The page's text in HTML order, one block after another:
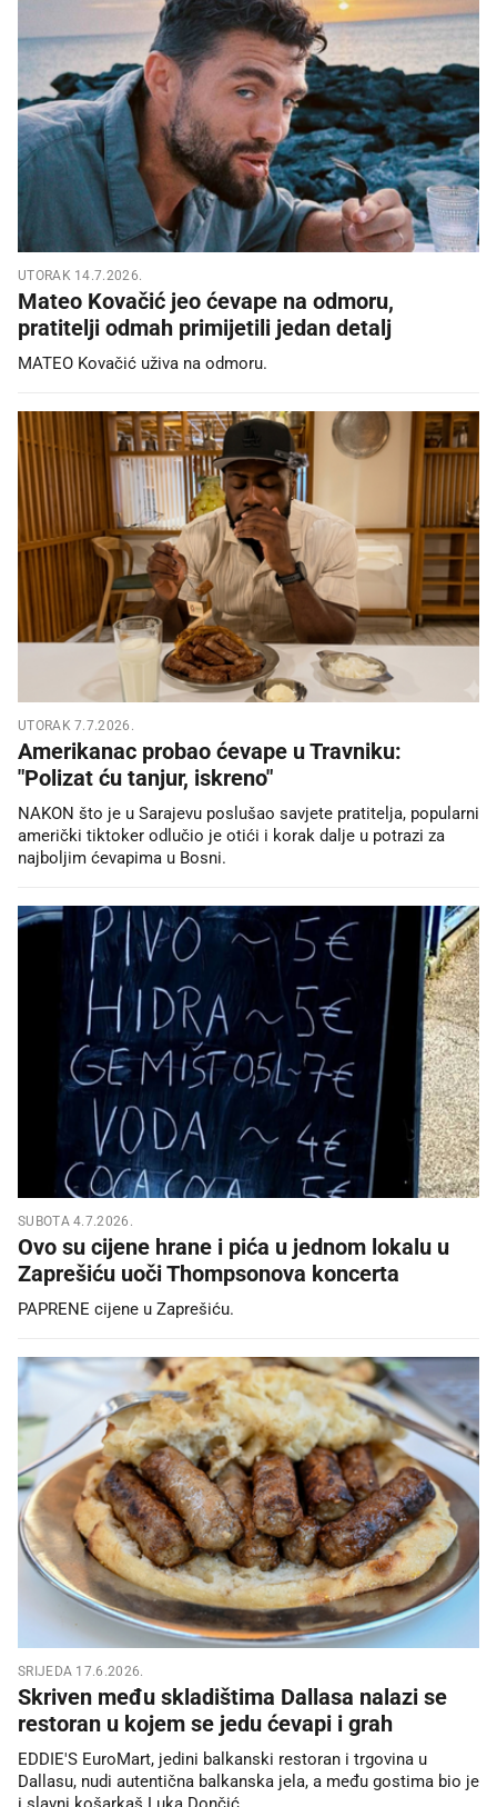
UTORAK 14.7.2026.
Mateo Kovačić jeo ćevape na odmoru,
pratitelji odmah primijetili jedan detalj
MATEO Kovačić uživa na odmoru.
UTORAK 7.7.2026.
Amerikanac probao ćevape u Travniku:
"Polizat ću tanjur, iskreno"
NAKON što je u Sarajevu poslušao savjete pratitelja, popularni
američki tiktoker odlučio je otići i korak dalje u potrazi za
najboljim ćevapima u Bosni.
SUBOTA 4.7.2026.
Ovo su cijene hrane i pića u jednom lokalu u
Zaprešiću uoči Thompsonova koncerta
PAPRENE cijene u Zaprešiću.
SRIJEDA 17.6.2026.
Skriven među skladištima Dallasa nalazi se
restoran u kojem se jedu ćevapi i grah
EDDIE'S EuroMart, jedini balkanski restoran i trgovina u
Dallasu, nudi autentična balkanska jela, a među gostima bio je